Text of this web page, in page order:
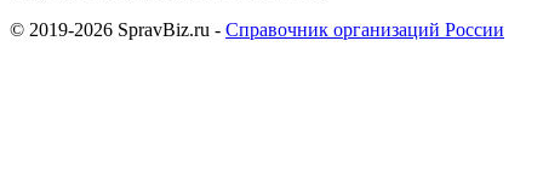
© 2019-2026 SpravBiz.ru - Справочник организаций России